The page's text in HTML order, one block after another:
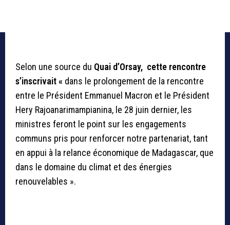
Selon une source du Quai d’Orsay, cette rencontre
s’inscrivait « dans le prolongement de la rencontre
entre le Président Emmanuel Macron et le Président
Hery Rajoanarimampianina, le 28 juin dernier, les
ministres feront le point sur les engagements
communs pris pour renforcer notre partenariat, tant
en appui à la relance économique de Madagascar, que
dans le domaine du climat et des énergies
renouvelables ».